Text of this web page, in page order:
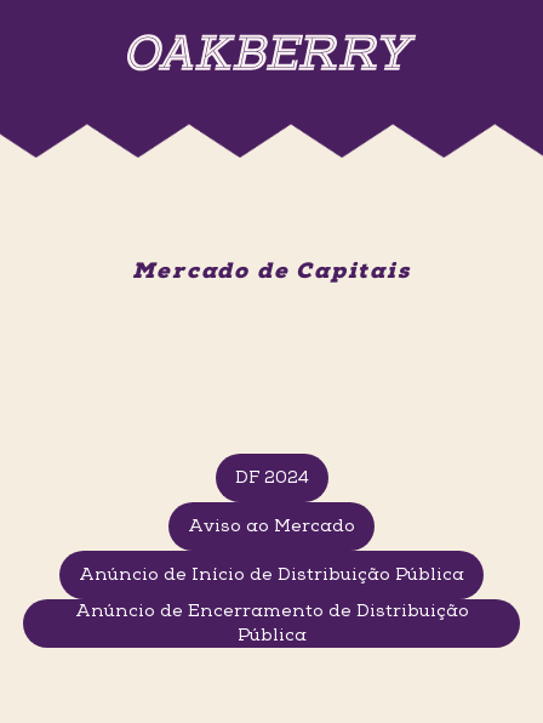
Mercado de Capitais
DF 2024
Aviso ao Mercado
Anúncio de Início de Distribuição Pública
Anúncio de Encerramento de Distribuição
Pública